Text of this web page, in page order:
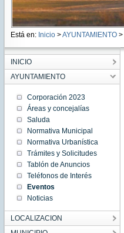
Está en: Inicio >AYUNTAMIENTO>
INICIO
AYUNTAMIENTO
Corporación 2023
Áreas y concejalías
Saluda
Normativa Municipal
Normativa Urbanística
Trámites y Solicitudes
Tablón de Anuncios
Teléfonos de Interés
Eventos
Noticias
LOCALIZACION